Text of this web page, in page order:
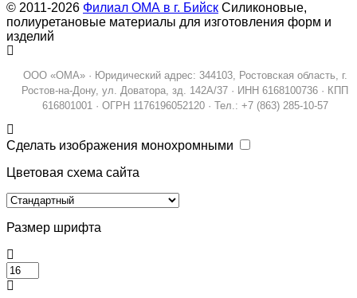
© 2011-2026 Филиал ОМА в г. Бийск Силиконовые,
полиуретановые материалы для изготовления форм и
изделий
ООО «ОМА» · Юридический адрес: 344103, Ростовская область, г.
Ростов-на-Дону, ул. Доватора, зд. 142А/37 · ИНН 6168100736 · КПП
616801001 · ОГРН 1176196052120 · Тел.: +7 (863) 285-10-57
Сделать изображения монохромными
Цветовая схема сайта
Размер шрифта